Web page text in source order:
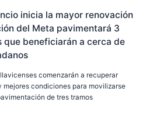
inicia la mayor renovación
del Meta pavimentará 3
que beneficiarán a cerca de
comenzarán a recuperar
mejores condiciones para movilizarse
de tres tramos